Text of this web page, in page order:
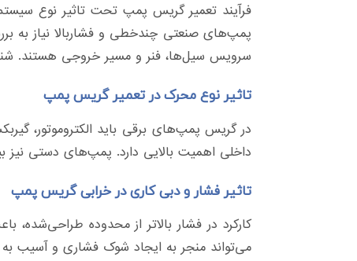
فرآیند تعمیر گریس پمپ تحت تاثیر نوع
پمپ‌های صنعتی چندخطی و فشاربالا نیاز به
سرویس سیل‌ها، فنر و مسیر خروجی هستند.
تاثیر نوع محرک در تعمیر گریس پمپ
در گریس پمپ‌های برقی باید الکتروموتور،
داخلی اهمیت بالایی دارد. پمپ‌های دستی
تاثیر فشار و دبی کاری در خرابی گریس پمپ
کارکرد در فشار بالاتر از محدوده
می‌تواند منجر به ایجاد شوک فشاری و آسیب